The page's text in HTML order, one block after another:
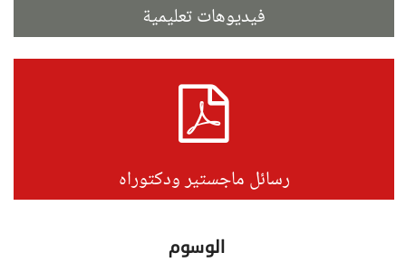
فيديوهات تعليمية
رسائل ماجستير ودكتوراه
الوسوم